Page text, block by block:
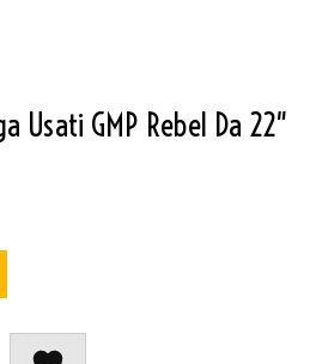
Usati GMP Rebel Da 22″